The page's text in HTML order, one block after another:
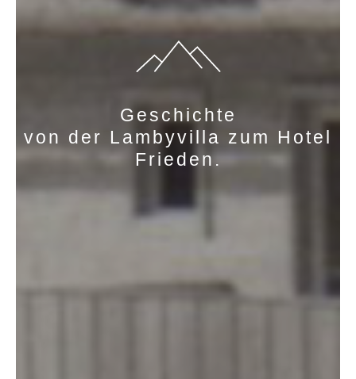
Geschichte
von der Lambyvilla zum Hotel
Frieden.